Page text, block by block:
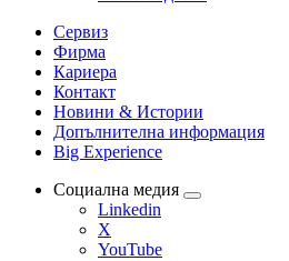
Сервиз
Фирма
Кариера
Контакт
Новини & Истории
Допълнителна информация
Big Experience
Социална медия
Linkedin
X
YouTube